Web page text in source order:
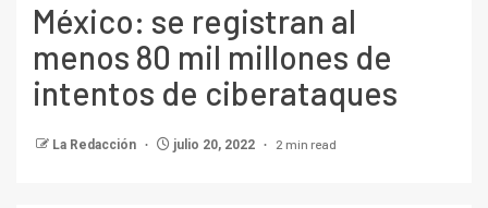
México: se registran al
menos 80 mil millones de
intentos de ciberataques
La Redacción julio 20, 2022 2 min read